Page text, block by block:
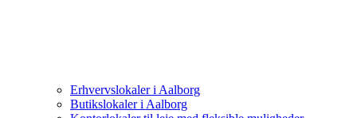
Erhvervslokaler i Aalborg
Butikslokaler i Aalborg